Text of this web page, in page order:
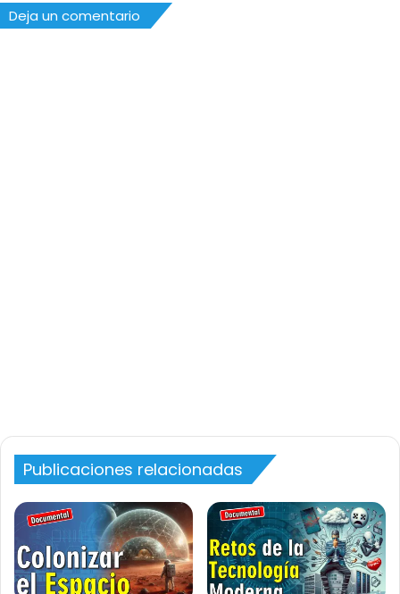
Deja un comentario
Publicaciones relacionadas